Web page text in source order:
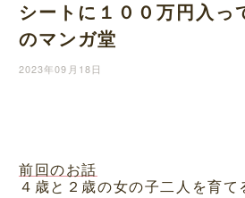
シートに１００万円入っ
のマンガ堂
2023年09月18日
前回のお話
４歳と２歳の女の子二人を育